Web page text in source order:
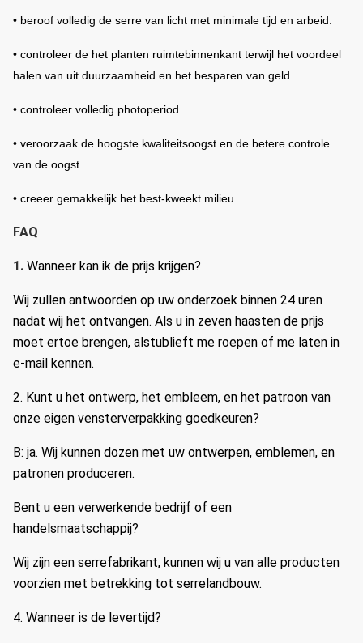
• beroof volledig de serre van licht met minimale tijd en arbeid.
• controleer de het planten ruimtebinnenkant terwijl het voordeel
halen van uit duurzaamheid en het besparen van geld
• controleer volledig photoperiod.
• veroorzaak de hoogste kwaliteitsoogst en de betere controle
van de oogst.
• creeer gemakkelijk het best-kweekt milieu.
FAQ
1. Wanneer kan ik de prijs krijgen?
Wij zullen antwoorden op uw onderzoek binnen 24 uren
nadat wij het ontvangen. Als u in zeven haasten de prijs
moet ertoe brengen, alstublieft me roepen of me laten in
e-mail kennen.
2. Kunt u het ontwerp, het embleem, en het patroon van
onze eigen vensterverpakking goedkeuren?
B: ja. Wij kunnen dozen met uw ontwerpen, emblemen, en
patronen produceren.
Bent u een verwerkende bedrijf of een
handelsmaatschappij?
Wij zijn een serrefabrikant, kunnen wij u van alle producten
voorzien met betrekking tot serrelandbouw.
4. Wanneer is de levertijd?